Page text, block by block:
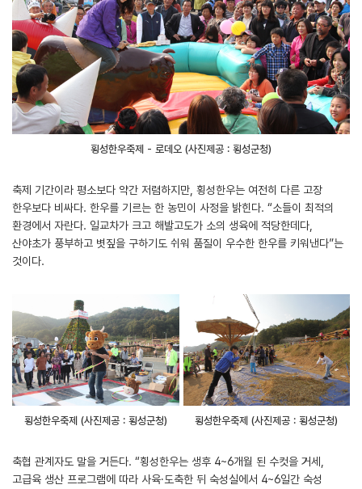
횡성한우축제 - 로데오 (사진제공 : 횡성군청)
축제 기간이라 평소보다 약간 저렴하지만, 횡성한우는 여전히 다른 고장
한우보다 비싸다. 한우를 기르는 한 농민이 사정을 밝힌다. “소들이 최적의
환경에서 자란다. 일교차가 크고 해발고도가 소의 생육에 적당한데다,
산야초가 풍부하고 볏짚을 구하기도 쉬워 품질이 우수한 한우를 키워낸다”는
것이다.
횡성한우축제 (사진제공 : 횡성군청) 횡성한우축제 (사진제공 : 횡성군청)
축협 관계자도 말을 거든다. “횡성한우는 생후 4~6개월 된 수컷을 거세,
고급육 생산 프로그램에 따라 사육․도축한 뒤 숙성실에서 4~6일간 숙성